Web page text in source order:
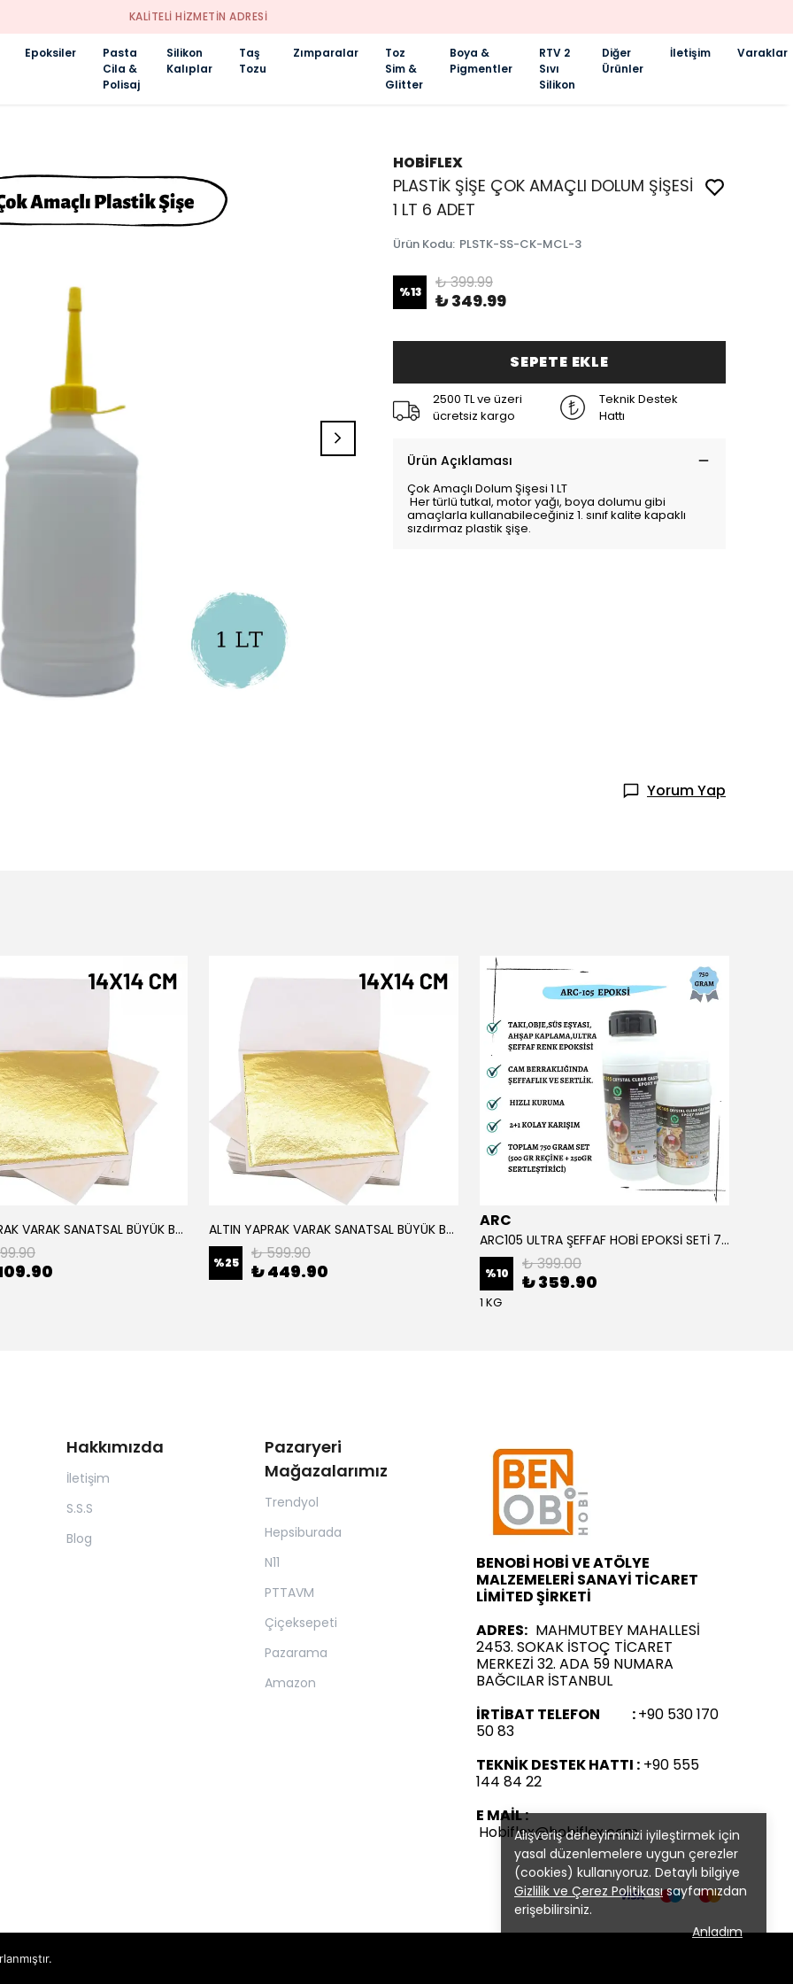
KALİTELİ HİZMETİN ADRESİ
Epoksiler
Pasta
Cila &
Polisaj
Silikon
Kalıplar
Taş
Tozu
Zımparalar
Toz
Sim &
Glitter
Boya &
Pigmentler
RTV 2
Sıvı
Silikon
Diğer
Ürünler
İletişim Varaklar
Alışveriş deneyiminizi iyileştirmek için
yasal düzenlemelere uygun çerezler
(cookies) kullanıyoruz. Detaylı bilgiye
Gizlilik ve Çerez Politikasısayfamızdan
erişebilirsiniz.
Anladım
HOBİFLEX
PLASTİK ŞİŞE ÇOK AMAÇLI DOLUM ŞİŞESİ
1 LT 6 ADET
Ürün Kodu: PLSTK-SS-CK-MCL-3
%13 ₺ 399.99
₺ 349.99
SEPETE EKLE
2500 TL ve üzeri
ücretsiz kargo
Teknik Destek
Hattı
Ürün Açıklaması
Çok Amaçlı Dolum Şişesi 1 LT
Her türlü tutkal, motor yağı, boya dolumu gibi
amaçlarla kullanabileceğiniz 1. sınıf kalite kapaklı
sızdırmaz plastik şişe.
Yorum Yap
ALTIN YAPRAK VARAK SANATSAL BÜYÜK BOY FOLYO EPOKSİ REÇİNE NAİL ART 8 ADET ALTIN RENK 14X14 CM ALTIN YAPRAK VARAK SANATSAL BÜYÜK BOY FOLYO EPOKSİ REÇİNE NAİL ART 90 ADET 14X14 CM ALTIN RENK
%25 ₺ 599.90
₺ 449.90
ARC
ARC105 ULTRA ŞEFFAF HOBİ EPOKSİ SETİ 750 GRAM
%10 ₺ 399.00
₺ 359.90
1 KG
Hakkımızda
İletişim
S.S.S
Blog
Pazaryeri
Mağazalarımız
Trendyol
Hepsiburada
N11
PTTAVM
Çiçeksepeti
Pazarama
Amazon
BENOBİ HOBİ VE ATÖLYE
MALZEMELERİ SANAYİ TİCARET
LİMİTED ŞİRKETİ
ADRES: MAHMUTBEY MAHALLESİ
2453. SOKAK İSTOÇ TİCARET
MERKEZİ 32. ADA 59 NUMARA
BAĞCILAR İSTANBUL
İRTİBAT TELEFON :+90 530 170
50 83
TEKNİK DESTEK HATTI : +90 555
144 84 22
E MAİL :
Hobiflex@hobiflex.com